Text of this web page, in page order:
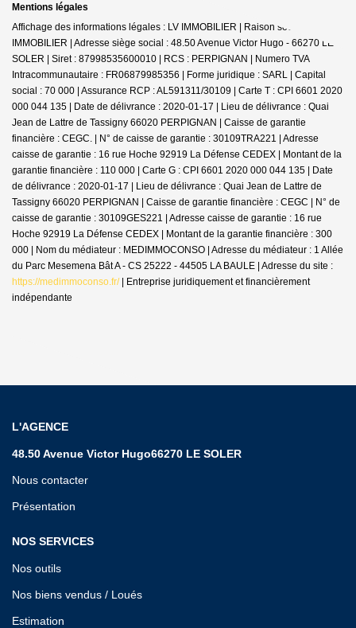
Mentions légales
Affichage des informations légales : LV IMMOBILIER | Raison sociale : LV
IMMOBILIER | Adresse siège social : 48.50 Avenue Victor Hugo - 66270 LE
SOLER | Siret : 87998535600010 | RCS : PERPIGNAN | Numero TVA
Intracommunautaire : FR06879985356 | Forme juridique : SARL | Capital
social : 70 000 | Assurance RCP : AL591311/30109 | Carte T : CPI 6601 2020
000 044 135 | Date de délivrance : 2020-01-17 | Lieu de délivrance : Quai
Jean de Lattre de Tassigny 66020 PERPIGNAN | Caisse de garantie
financière : CEGC. | N° de caisse de garantie : 30109TRA221 | Adresse
caisse de garantie : 16 rue Hoche 92919 La Défense CEDEX | Montant de la
garantie financière : 110 000 | Carte G : CPI 6601 2020 000 044 135 | Date
de délivrance : 2020-01-17 | Lieu de délivrance : Quai Jean de Lattre de
Tassigny 66020 PERPIGNAN | Caisse de garantie financière : CEGC | N° de
caisse de garantie : 30109GES221 | Adresse caisse de garantie : 16 rue
Hoche 92919 La Défense CEDEX | Montant de la garantie financière : 300
000 | Nom du médiateur : MEDIMMOCONSO | Adresse du médiateur : 1 Allée
du Parc Mesemena Bât A - CS 25222 - 44505 LA BAULE | Adresse du site :
https://medimmoconso.fr/| Entreprise juridiquement et financièrement
indépendante
L'AGENCE
48.50 Avenue Victor Hugo66270 LE SOLER
Nous contacter
Présentation
NOS SERVICES
Nos outils
Nos biens vendus / Loués
Estimation